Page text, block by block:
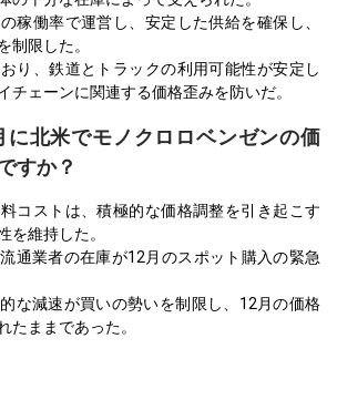
稼働率で運営し、安定した供給を確保し、
制限した。
り、鉄道とトラックの利用可能性が安定し
チェーンに関連する価格歪みを防いだ。
に北米でモノクロロベンゼンの価
すか？
コストは、積極的な価格調整を引き起こす
を維持した。
通業者の在庫が12月のスポット購入の緊急
な減速が買いの勢いを制限し、12月の価格
たままであった。